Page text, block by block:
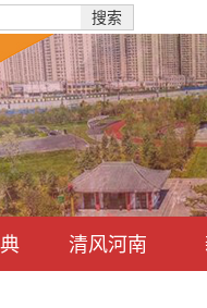
搜索
清风河南